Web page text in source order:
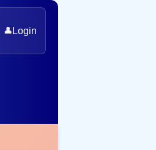
👤 Login